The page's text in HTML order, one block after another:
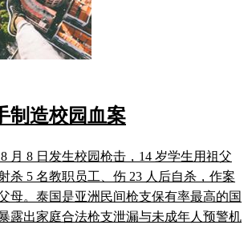
制造校园血案
月 8 日发生校园枪击，14 岁学生用祖父
杀 5 名教职员工、伤 23 人后自杀，作案
母。泰国是亚洲民间枪支保有率最高的国
露出家庭合法枪支泄漏与未成年人预警机